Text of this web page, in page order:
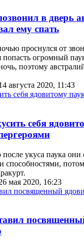
в дверь
ему спать
проснулся от
попасть огромный
поэтому
августа 2020, 11:43
себя
укуса паука они
способностями,
мая 2020, 16:23